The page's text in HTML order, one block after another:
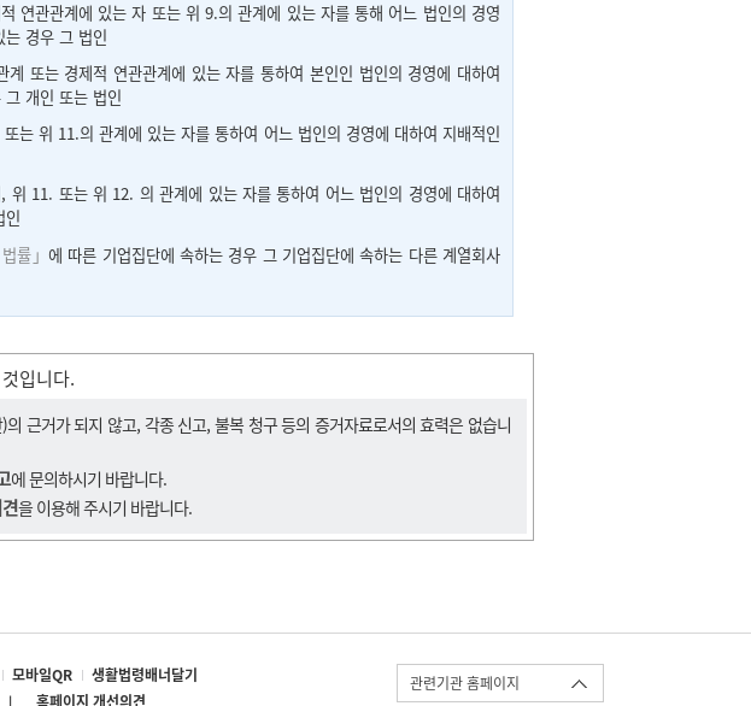
연관관계에 있는 자 또는 위 9.의 관계에 있는 자를 통해 어느 법인의 경영
경우 그 법인
또는 경제적 연관관계에 있는 자를 통하여 본인인 법인의 경영에 대하여
개인 또는 법인
는 위 11.의 관계에 있는 자를 통하여 어느 법인의 경영에 대하여 지배적인
위 11. 또는 위 12. 의 관계에 있는 자를 통하여 어느 법인의 경영에 대하여
인
법률」에 따른 기업집단에 속하는 경우 그 기업집단에 속하는 다른 계열회사
입니다.
근거가 되지 않고, 각종 신고, 불복 청구 등의 증거자료로서의 효력은 없습니
에 문의하시기 바랍니다.
을 이용해 주시기 바랍니다.
모바일QR 생활법령배너달기
| 홈페이지 개선의견
관련기관 홈페이지